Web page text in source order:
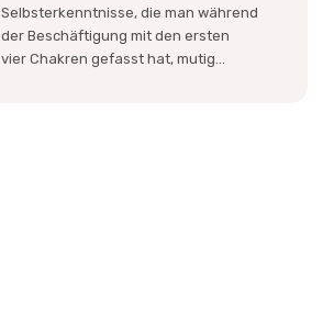
Selbsterkenntnisse, die man während
der Beschäftigung mit den ersten
vier Chakren gefasst hat, mutig...